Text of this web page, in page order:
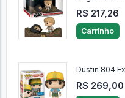
R$ 217,26
Carrinho
Dustin 804
R$ 269,00